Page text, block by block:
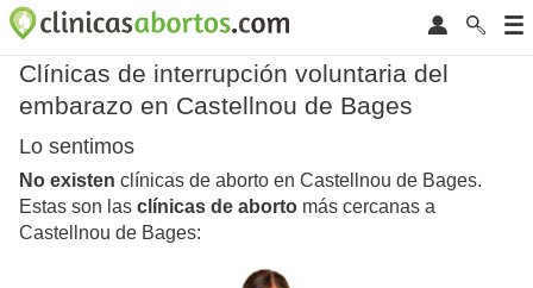
Clínicas de interrupción voluntaria del
embarazo en Castellnou de Bages
Lo sentimos
No existen clínicas de aborto en Castellnou de Bages.
Estas son las clínicas de aborto más cercanas a
Castellnou de Bages: